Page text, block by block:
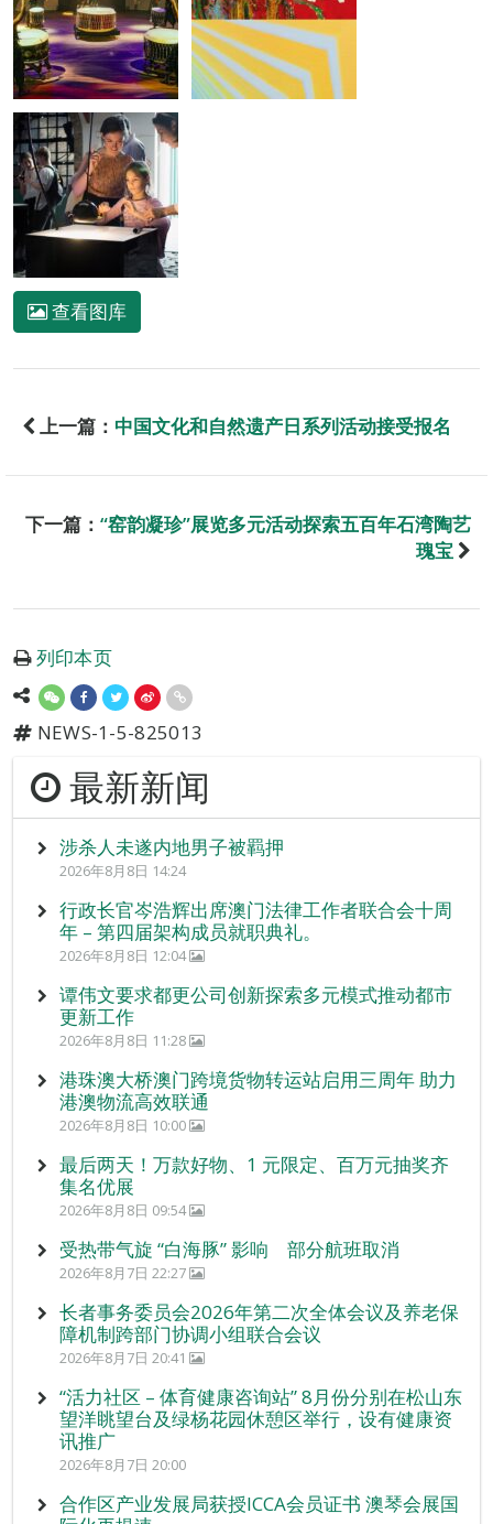
查看图库
上一篇： 中国文化和自然遗产日系列活动接受报名
下一篇： “窑韵凝珍”展览多元活动探索五百年石湾陶艺
瑰宝
列印本页
NEWS-1-5-825013
最新新闻
涉杀人未遂内地男子被羁押
2026年8月8日 14:24
行政长官岑浩辉出席澳门法律工作者联合会十周
年 – 第四届架构成员就职典礼。
2026年8月8日 12:04
谭伟文要求都更公司创新探索多元模式推动都市
更新工作
2026年8月8日 11:28
港珠澳大桥澳门跨境货物转运站启用三周年 助力
港澳物流高效联通
2026年8月8日 10:00
最后两天！万款好物、1 元限定、百万元抽奖齐
集名优展
2026年8月8日 09:54
受热带气旋 “白海豚” 影响 部分航班取消
2026年8月7日 22:27
长者事务委员会2026年第二次全体会议及养老保
障机制跨部门协调小组联合会议
2026年8月7日 20:41
“活力社区 – 体育健康咨询站” 8月份分别在松山东
望洋眺望台及绿杨花园休憩区举行，设有健康资
讯推广
2026年8月7日 20:00
合作区产业发展局获授ICCA会员证书 澳琴会展国